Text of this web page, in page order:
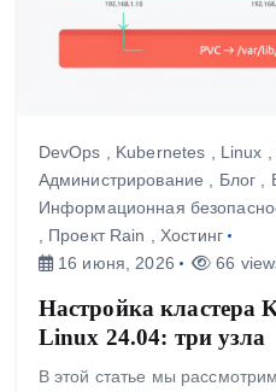
DevOps Kubernetes Linux
Администрирование
Блог
Информационная
Проект Rain
Хостинг
16 июня, 2026
66
Настройка кластера
Linux 24.04: три узла
В этой статье мы